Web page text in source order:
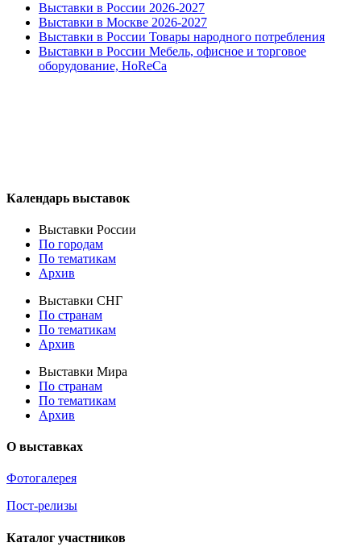
Выставки в России 2026-2027
Выставки в Москве 2026-2027
Выставки в России Товары народного потребления
Выставки в России Мебель, офисное и торговое
оборудование, HoReCa
Календарь выставок
Выставки России
По городам
По тематикам
Архив
Выставки СНГ
По странам
По тематикам
Архив
Выставки Мира
По странам
По тематикам
Архив
О выставках
Фотогалерея
Пост-релизы
Каталог участников